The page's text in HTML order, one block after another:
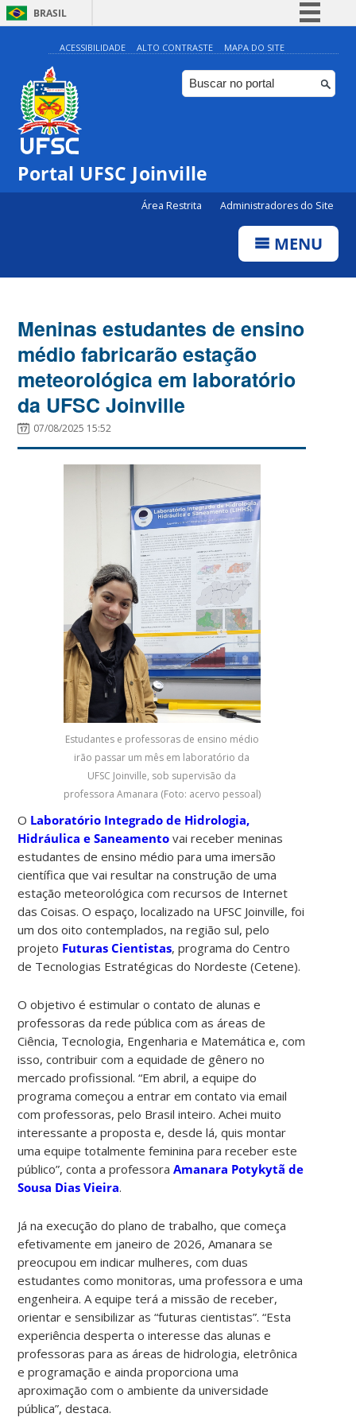
BRASIL
Simplifique!
Comunica BR
Participe
ACESSIBILIDADE ALTO CONTRASTE MAPA DO SITE
Portal UFSC Joinville
Área Restrita Administradores do Site
MENU
Meninas estudantes de ensino
médio fabricarão estação
meteorológica em laboratório
da UFSC Joinville
07/08/2025 15:52
Estudantes e professoras de ensino médio
irão passar um mês em laboratório da
UFSC Joinville, sob supervisão da
professora Amanara (Foto: acervo pessoal)
O Laboratório Integrado de Hidrologia,
Hidráulica e Saneamento vai receber meninas
estudantes de ensino médio para uma imersão
científica que vai resultar na construção de uma
estação meteorológica com recursos de Internet
das Coisas. O espaço, localizado na UFSC Joinville, foi
um dos oito contemplados, na região sul, pelo
projeto Futuras Cientistas, programa do Centro
de Tecnologias Estratégicas do Nordeste (Cetene).
O objetivo é estimular o contato de alunas e
professoras da rede pública com as áreas de
Ciência, Tecnologia, Engenharia e Matemática e, com
isso, contribuir com a equidade de gênero no
mercado profissional. “Em abril, a equipe do
programa começou a entrar em contato via email
com professoras, pelo Brasil inteiro. Achei muito
interessante a proposta e, desde lá, quis montar
uma equipe totalmente feminina para receber este
público”, conta a professoraAmanara Potykytã de
Sousa Dias Vieira.
Já na execução do plano de trabalho, que começa
efetivamente em janeiro de 2026, Amanara se
preocupou em indicar mulheres, com duas
estudantes como monitoras, uma professora e uma
engenheira. A equipe terá a missão de receber,
orientar e sensibilizar as “futuras cientistas”. “Esta
experiência desperta o interesse das alunas e
professoras para as áreas de hidrologia, eletrônica
e programação e ainda proporciona uma
aproximação com o ambiente da universidade
pública”, destaca.